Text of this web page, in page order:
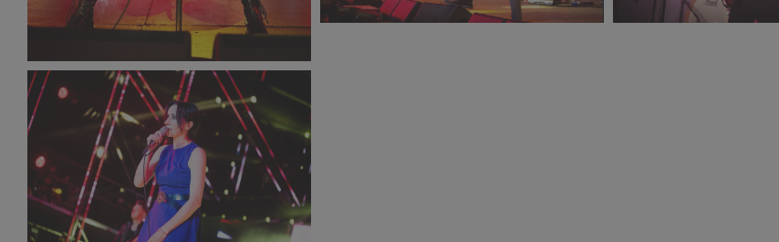
PR2021_Michal_Kwasniewski_3293_small_1000x1500.jpg
521 KB